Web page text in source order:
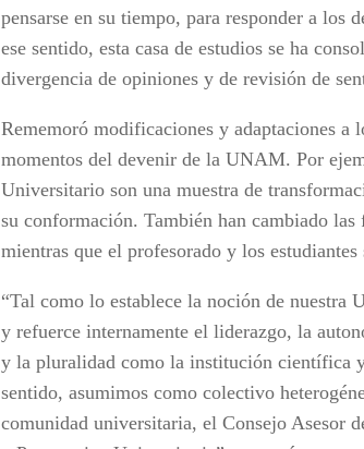
pensarse en su tiempo, para responder a los
ese sentido, esta casa de estudios se ha
divergencia de opiniones y de revisión de
Rememoró modificaciones y adaptaciones a
momentos del devenir de la UNAM. Por
Universitario son una muestra de
su conformación. También han cambiado
mientras que el profesorado y los
“Tal como lo establece la noción de nuestra
y refuerce internamente el liderazgo, la
y la pluralidad como la institución científica
sentido, asumimos como colectivo
comunidad universitaria, el Consejo Asesor